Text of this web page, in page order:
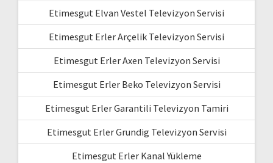
Etimesgut Elvan Vestel Televizyon Servisi
Etimesgut Erler Arçelik Televizyon Servisi
Etimesgut Erler Axen Televizyon Servisi
Etimesgut Erler Beko Televizyon Servisi
Etimesgut Erler Garantili Televizyon Tamiri
Etimesgut Erler Grundig Televizyon Servisi
Etimesgut Erler Kanal Yükleme